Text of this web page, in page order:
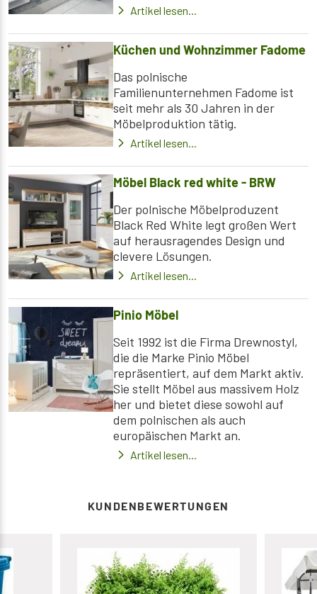
Artikel lesen...
Küchen und Wohnzimmer Fadome
Das polnische
Familienunternehmen Fadome ist
seit mehr als 30 Jahren in der
Möbelproduktion tätig.
Artikel lesen...
Möbel Black red white - BRW
Der polnische Möbelproduzent
Black Red White legt großen Wert
auf herausragendes Design und
clevere Lösungen.
Artikel lesen...
Pinio Möbel
Seit 1992 ist die Firma Drewnostyl,
die die Marke Pinio Möbel
repräsentiert, auf dem Markt aktiv.
Sie stellt Möbel aus massivem Holz
her und bietet diese sowohl auf
dem polnischen als auch
europäischen Markt an.
Artikel lesen...
KUNDENBEWERTUNGEN